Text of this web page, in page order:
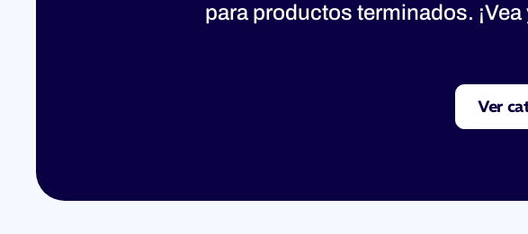
para productos terminados.
Ver